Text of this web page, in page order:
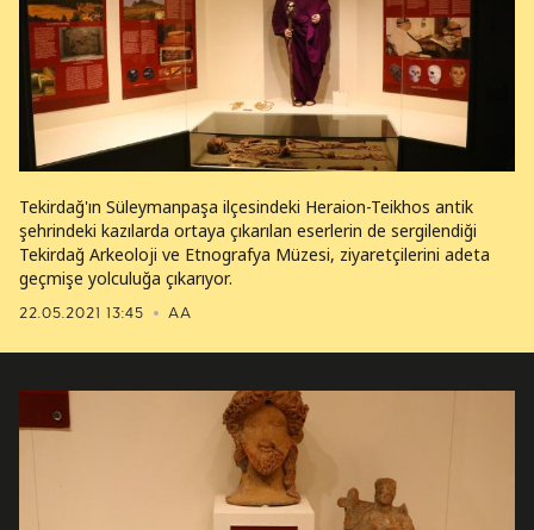
22.05.2021 13:45 AA
Tekirdağ'ın Süleymanpaşa ilçesindeki Heraion-Teikhos antik
şehrindeki kazılarda ortaya çıkarılan eserlerin de sergilendiği
Tekirdağ Arkeoloji ve Etnografya Müzesi, ziyaretçilerini adeta
geçmişe yolculuğa çıkarıyor.